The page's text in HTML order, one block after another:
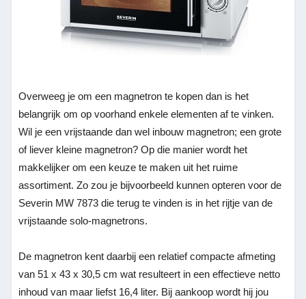
Overweeg je om een magnetron te kopen dan is het
belangrijk om op voorhand enkele elementen af te vinken.
Wil je een vrijstaande dan wel inbouw magnetron; een grote
of liever kleine magnetron? Op die manier wordt het
makkelijker om een keuze te maken uit het ruime
assortiment. Zo zou je bijvoorbeeld kunnen opteren voor de
Severin MW 7873 die terug te vinden is in het rijtje van de
vrijstaande solo-magnetrons.
De magnetron kent daarbij een relatief compacte afmeting
van 51 x 43 x 30,5 cm wat resulteert in een effectieve netto
inhoud van maar liefst 16,4 liter. Bij aankoop wordt hij jou